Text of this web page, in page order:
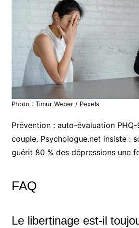
Photo : Timur Weber / Pexels
Prévention : auto-évaluation
couple. Psychologue.net insiste :
guérit 80 % des dépressions une
FAQ
Le libertinage est-il